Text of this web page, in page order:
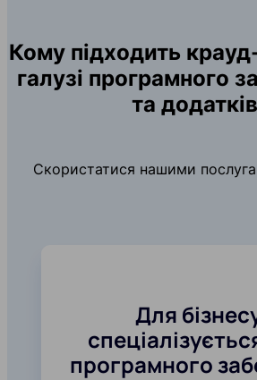
Кому підходить
галузі програмного
та
Скористатися нашими
Для
програмного